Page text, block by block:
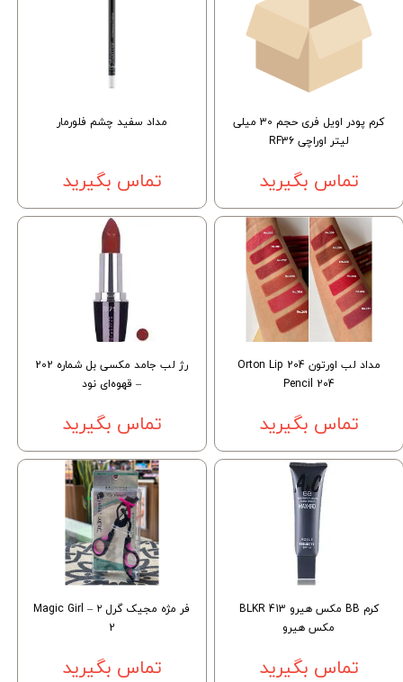
کرم پودر اویل فری حجم 30 میلی
لیتر اوراچی RF36
تماس بگیرید
مداد سفید چشم فلورمار
تماس بگیرید
مداد لب اورتون 204 Orton Lip
Pencil 204
تماس بگیرید
رژ لب جامد مکسی بل شماره 202
– قهوه‌ای نود
تماس بگیرید
کرم BB مکس هیرو BLKR 413
مکس هیرو
تماس بگیرید
فر مژه مجیک گرل ۲ – Magic Girl
2
تماس بگیرید